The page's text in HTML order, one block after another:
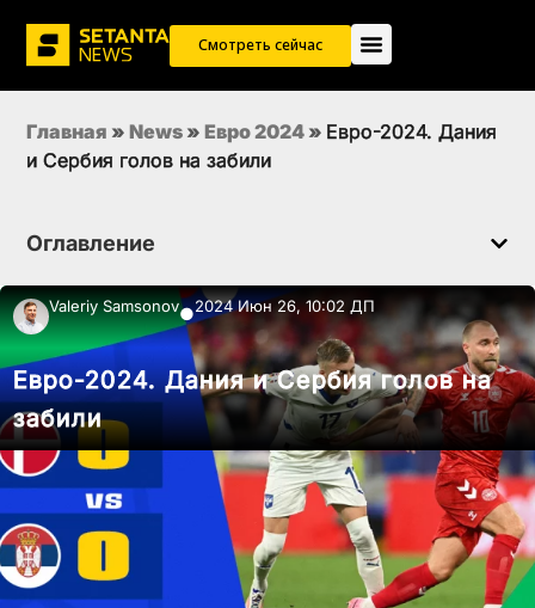
Смотреть сейчас
Главная » News » Евро 2024 » Евро-2024. Дания
и Сербия голов на забили
Оглавление
Valeriy Samsonov●2024 Июн 26, 10:02 ДП
Евро-2024. Дания и Сербия голов на
забили